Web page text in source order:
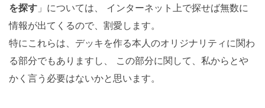
を探す 」については、 インターネット上で探せば無数に
情報が出てくるので、割愛します。
特にこれらは、デッキを作る本人のオリジナリティに関わ
る部分でもありますし、 この部分に関して、私からとや
かく言う必要はないかと思います。